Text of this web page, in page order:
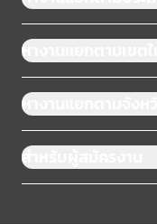
หางานแยกตามเขตใ
หางานแยกตามจังหวั
สำหรับผู้สมัครงาน